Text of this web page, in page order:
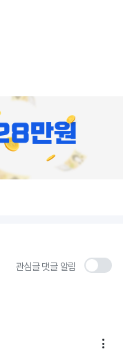
관심글 댓글 알림
